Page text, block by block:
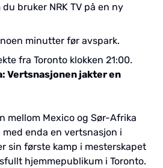
bruker NRK TV på en ny
minutter før avspark.
fra Toronto klokken 21:00.
Vertsnasjonen jakter en
mellom Mexico og Sør-Afrika
enda en vertsnasjon i
sin første kamp i mesterskapet
hjemmepublikum i Toronto.